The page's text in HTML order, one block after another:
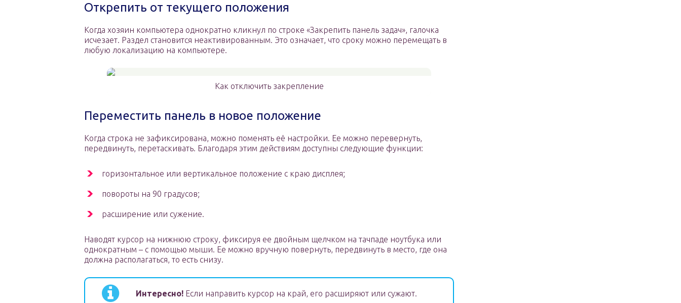
Открепить от текущего положения
Когда хозяин компьютера однократно кликнул по строке «Закрепить панель задач», галочка
исчезает. Раздел становится неактивированным. Это означает, что сроку можно перемещать в
любую локализацию на компьютере.
Как отключить закрепление
Переместить панель в новое положение
Когда строка не зафиксирована, можно поменять её настройки. Ее можно перевернуть,
передвинуть, перетаскивать. Благодаря этим действиям доступны следующие функции:
горизонтальное или вертикальное положение с краю дисплея;
повороты на 90 градусов;
расширение или сужение.
Наводят курсор на нижнюю строку, фиксируя ее двойным щелчком на тачпаде ноутбука или
однократным – с помощью мыши. Ее можно вручную повернуть, передвинуть в место, где она
должна располагаться, то есть снизу.
Интересно! Если направить курсор на край, его расширяют или сужают.